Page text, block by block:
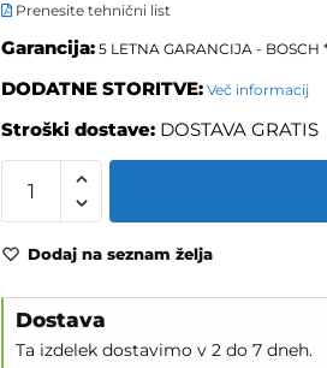
Prenesite tehnični list
Garancija: 5 LETNA GARANCIJA - BOSCH
DODATNE STORITVE: Več informacij
Stroški dostave: DOSTAVA GRATIS
Dodaj na seznam želja
Dostava
Ta izdelek dostavimo v 2 do 7 dneh.